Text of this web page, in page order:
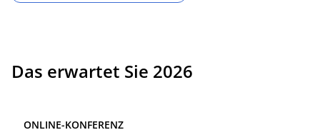
Das erwartet Sie 2026
ONLINE-KONFERENZ